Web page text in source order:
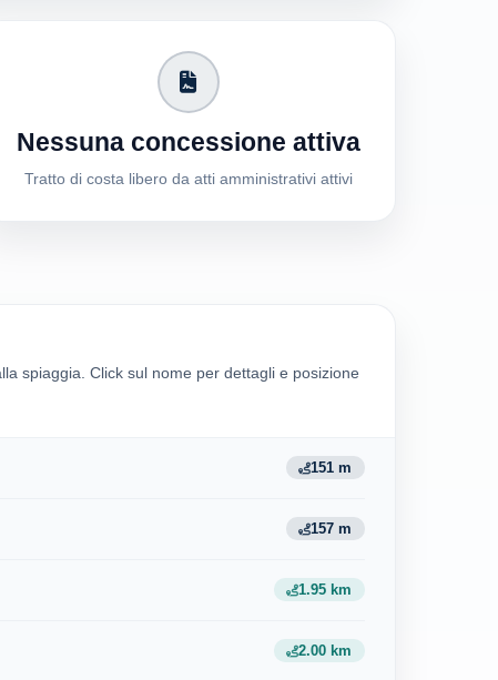
Nessuna concessione attiva
Tratto di costa libero da atti amministrativi attivi
spiaggia. Click sul nome per dettagli e posizione
151 m
157 m
1.95 km
2.00 km